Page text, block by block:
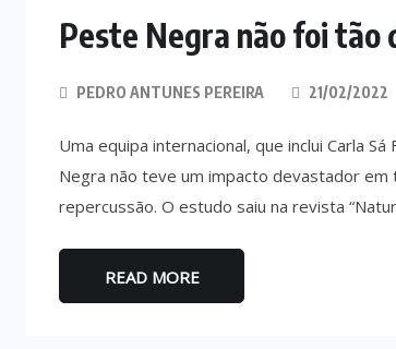
Peste Negra não foi tão
PEDRO ANTUNES PEREIRA 21/02/2022
Uma equipa internacional, que inclui Carla
Negra não teve um impacto devastador
repercussão. O estudo saiu na revista
READ MORE